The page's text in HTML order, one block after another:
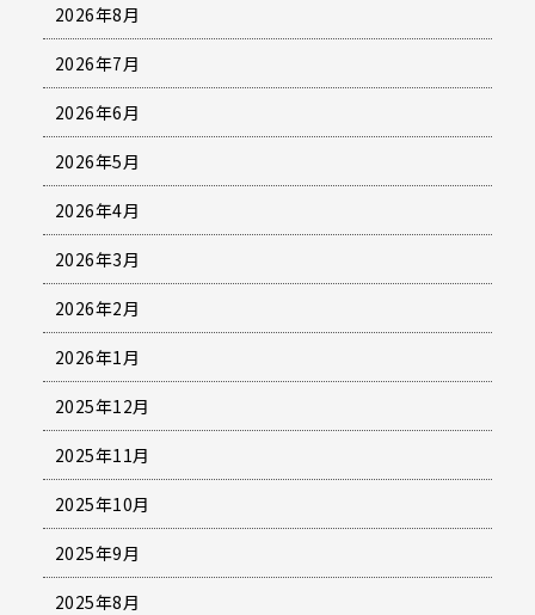
2026年8月
2026年7月
2026年6月
2026年5月
2026年4月
2026年3月
2026年2月
2026年1月
2025年12月
2025年11月
2025年10月
2025年9月
2025年8月